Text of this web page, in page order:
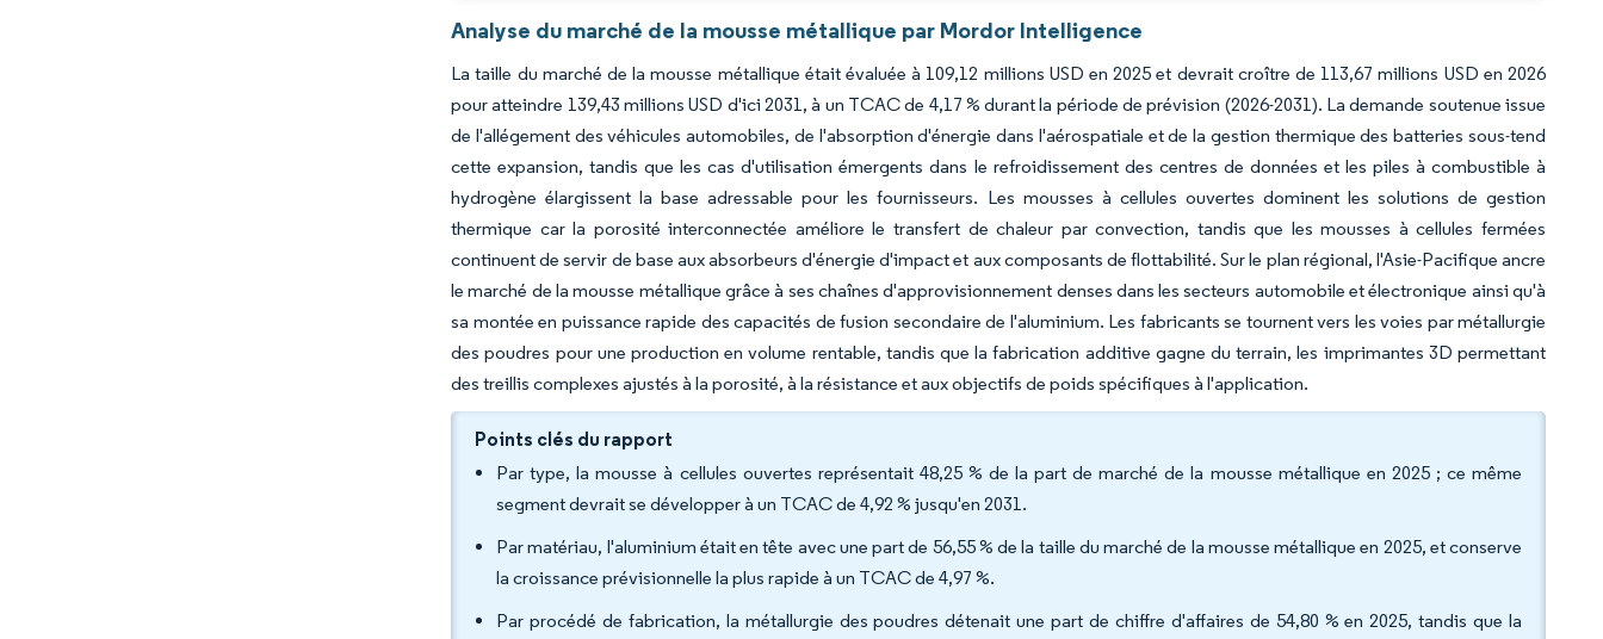
Analyse du marché de la mousse métallique par Mordor Intelligence
La taille du marché de la mousse métallique était évaluée à 109,12 millions USD en 2025 et devrait croître de 113,67 millions USD en 2026
pour atteindre 139,43 millions USD d'ici 2031, à un TCAC de 4,17 % durant la période de prévision (2026-2031). La demande soutenue issue
de l'allégement des véhicules automobiles, de l'absorption d'énergie dans l'aérospatiale et de la gestion thermique des batteries sous-tend
cette expansion, tandis que les cas d'utilisation émergents dans le refroidissement des centres de données et les piles à combustible à
hydrogène élargissent la base adressable pour les fournisseurs. Les mousses à cellules ouvertes dominent les solutions de gestion
thermique car la porosité interconnectée améliore le transfert de chaleur par convection, tandis que les mousses à cellules fermées
continuent de servir de base aux absorbeurs d'énergie d'impact et aux composants de flottabilité. Sur le plan régional, l'Asie-Pacifique ancre
le marché de la mousse métallique grâce à ses chaînes d'approvisionnement denses dans les secteurs automobile et électronique ainsi qu'à
sa montée en puissance rapide des capacités de fusion secondaire de l'aluminium. Les fabricants se tournent vers les voies par métallurgie
des poudres pour une production en volume rentable, tandis que la fabrication additive gagne du terrain, les imprimantes 3D permettant
des treillis complexes ajustés à la porosité, à la résistance et aux objectifs de poids spécifiques à l'application.
Points clés du rapport
Par type, la mousse à cellules ouvertes représentait 48,25 % de la part de marché de la mousse métallique en 2025 ; ce même
segment devrait se développer à un TCAC de 4,92 % jusqu'en 2031.
Par matériau, l'aluminium était en tête avec une part de 56,55 % de la taille du marché de la mousse métallique en 2025, et conserve
la croissance prévisionnelle la plus rapide à un TCAC de 4,97 %.
Par procédé de fabrication, la métallurgie des poudres détenait une part de chiffre d'affaires de 54,80 % en 2025, tandis que la